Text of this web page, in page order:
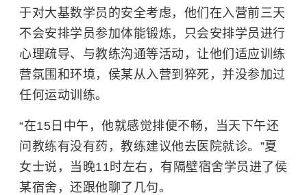
于对大基数学员的安全考虑，他们在入营前三天
不会安排学员参加体能锻炼，只会安排学员进行
心理疏导、与教练沟通等活动，让他们适应训练
营氛围和环境，侯某从入营到猝死，并没参加过
任何运动训练。
“在15日中午，他就感觉排便不畅，当天下午还
问教练有没有药，教练建议他去医院就诊。”夏
女士说，当晚11时左右，有隔壁宿舍学员进了侯
某宿舍，还跟他聊了几句。